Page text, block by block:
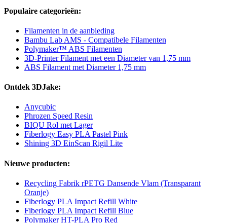
Populaire categorieën:
Filamenten in de aanbieding
Bambu Lab AMS - Compatibele Filamenten
Polymaker™ ABS Filamenten
3D-Printer Filament met een Diameter van 1,75 mm
ABS Filament met Diameter 1,75 mm
Ontdek 3DJake:
Anycubic
Phrozen Speed Resin
BIQU Rol met Lager
Fiberlogy Easy PLA Pastel Pink
Shining 3D EinScan Rigil Lite
Nieuwe producten:
Recycling Fabrik rPETG Dansende Vlam (Transparant
Oranje)
Fiberlogy PLA Impact Refill White
Fiberlogy PLA Impact Refill Blue
Polymaker HT-PLA Pro Red